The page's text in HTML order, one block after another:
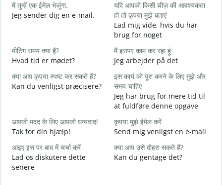
मैं तुम्हें एक ईमेल भेजूंगा.
Jeg sender dig en e-mail.
यदि आपको किसी चीज़ की आवश्यकता
हो तो कृपया मुझे बताएं
Lad mig vide, hvis du har
brug for noget
मीटिंग समय क्या है?
Hvad tid er mødet?
मैं इसपर काम कर रहा हूं
Jeg arbejder på det
क्या आप कृपया स्पष्ट कर सकते हैं?
Kan du venligst præcisere?
इस कार्य को पूरा करने के लिए मुझे और
समय चाहिए
Jeg har brug for mere tid til
at fuldføre denne opgave
आपकी मदद के लिए आपको धन्यवाद!
Tak for din hjælp!
कृपया मुझे ईमेल करें
Send mig venligst en e-mail
आइए इस पर बाद में चर्चा करें
Lad os diskutere dette
senere
क्या आप उसे दोहरा सकते हैं?
Kan du gentage det?